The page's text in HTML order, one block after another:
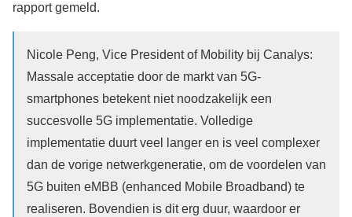
rapport gemeld.
Nicole Peng, Vice President of Mobility bij Canalys:
Massale acceptatie door de markt van 5G-
smartphones betekent niet noodzakelijk een
succesvolle 5G implementatie. Volledige
implementatie duurt veel langer en is veel complexer
dan de vorige netwerkgeneratie, om de voordelen van
5G buiten eMBB (enhanced Mobile Broadband) te
realiseren. Bovendien is dit erg duur, waardoor er